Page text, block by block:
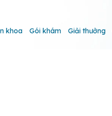
khoa Gói khám Giải thưởng